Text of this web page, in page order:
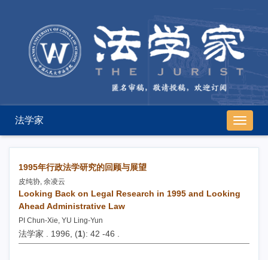
导
航
切
法学家
1995年行政法学研究的回顾与展望
皮纯协, 余凌云
Looking Back on Legal Research in 1995 and Looking
Ahead Administrative Law
PI Chun-Xie, YU Ling-Yun
法学家 . 1996, (1): 42 -46 .